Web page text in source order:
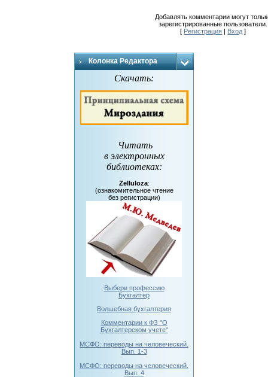
Добавлять комментарии могут
зарегистрированные пользователи.
[ Регистрация Вход ]
Колонка Редактора
Скачать:
Читать
в электронных
библиотеках:
Zelluloza:
(ознакомительное чтение
без регистрации)
Выбери профессию
Бухгалтер
Волшебная бухгалтерия
Комментарии к ФЗ "О
Бухгалтерском учете"
МСФО: переводы на человеческий.
Вып. 1-3
МСФО: переводы на человеческий.
Вып. 4